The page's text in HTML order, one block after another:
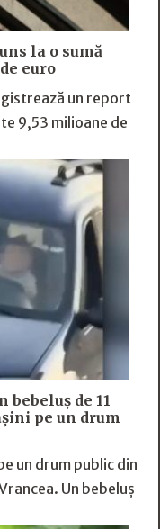
la o sumă
euro
un report
9,53 milioane de
bebeluș de 11
pe un drum
un drum public din
Un bebeluș